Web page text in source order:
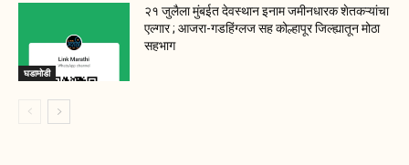
घडामोडी
२१ जुलैला मुंबईत देवस्थान इनाम जमीनधारक शेतकऱ्यांचा
एल्गार ; आजरा-गडहिंग्लज सह कोल्हापूर जिल्ह्यातून मोठा
सहभाग